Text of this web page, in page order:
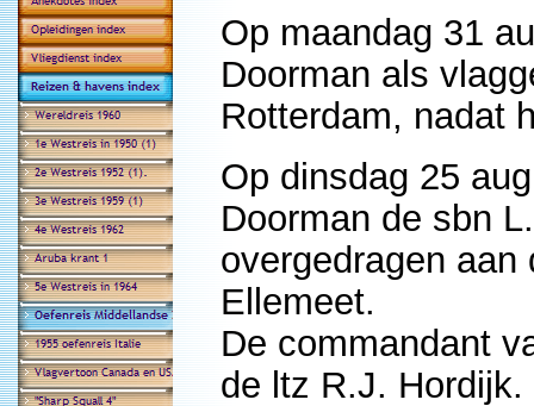
Op maandag 31
Doorman als
Rotterdam, nadat
Op dinsdag 25
Doorman de sbn
overgedragen
Ellemeet.
De commandant
de ltz R.J. Hordijk.